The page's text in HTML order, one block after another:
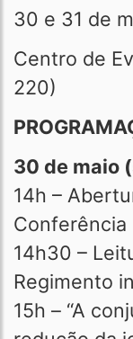
30 e 31 de
Centro de
220)
30 de maio
14h –
Conferência
14h30 –
Regimento
15h – “A